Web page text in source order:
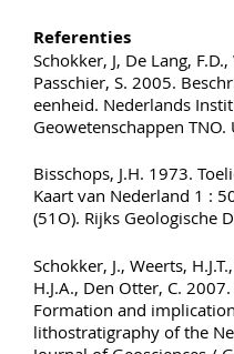
Referenties
Schokker, J, De Lang,
Passchier, S. 2005.
eenheid. Nederlands
Geowetenschappen TNO.
Bisschops, J.H. 1973.
Kaart van Nederland 1 :
(51O). Rijks Geologische
Schokker, J., Weerts,
H.J.A., Den Otter, C.
Formation and
lithostratigraphy of the